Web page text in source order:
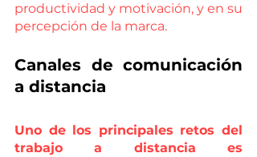
productividad y motivación, y en su
percepción de la marca.
Canales de comunicación
a distancia
Uno de los principales retos del
trabajo a distancia es